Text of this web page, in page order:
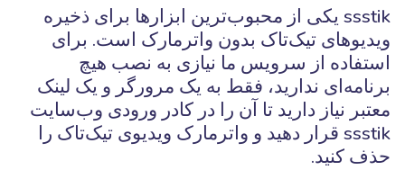
ssstik یکی از محبوب‌ترین ابزارها برای ذخیره
ویدیوهای تیک‌تاک بدون واترمارک است. برای
استفاده از سرویس ما نیازی به نصب هیچ
برنامه‌ای ندارید، فقط به یک مرورگر و یک لینک
معتبر نیاز دارید تا آن را در کادر ورودی وب‌سایت
ssstik قرار دهید و واترمارک ویدیوی تیک‌تاک را
حذف کنید.